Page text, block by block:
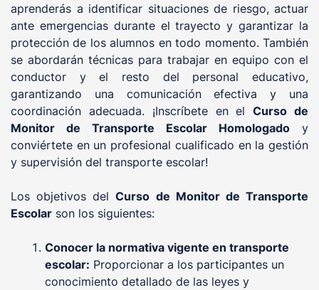
aprenderás a identificar situaciones de riesgo, actuar
ante emergencias durante el trayecto y garantizar la
protección de los alumnos en todo momento. También
se abordarán técnicas para trabajar en equipo con el
conductor y el resto del personal educativo,
garantizando una comunicación efectiva y una
coordinación adecuada. ¡Inscríbete en elCurso de
Monitor de Transporte Escolar Homologado y
conviértete en un profesional cualificado en la gestión
y supervisión del transporte escolar!
Los objetivos delCurso de Monitor de Transporte
Escolar son los siguientes:
Conocer la normativa vigente en transporte
escolar: Proporcionar a los participantes un
conocimiento detallado de las leyes y